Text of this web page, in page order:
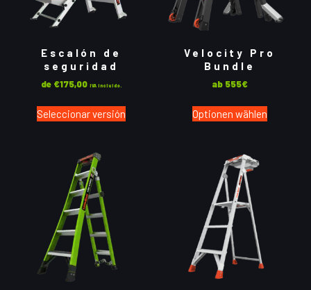
Escalón de
seguridad
de €175,00 IVA incluido.
Seleccionar versión
Velocity Pro
Bundle
ab 555€
Optionen wählen